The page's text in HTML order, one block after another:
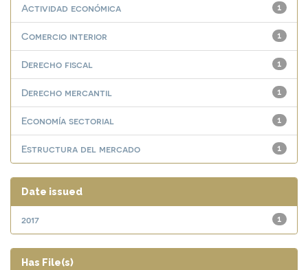
1
Actividad económica
1
Comercio interior
1
Derecho fiscal
1
Derecho mercantil
1
Economía sectorial
1
Estructura del mercado
Date issued
1
2017
Has File(s)